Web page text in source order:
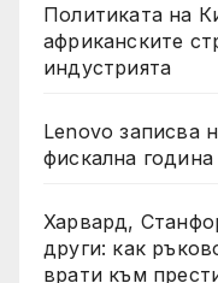
Политиката на
африканските
индустрията
Lenovo записва
фискална година
Харвард,
други: как
врати към